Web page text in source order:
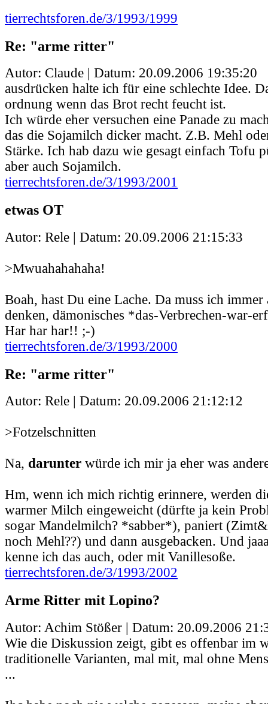
tierrechtsforen.de/3/1993/1999
Re: "arme ritter"
Autor: Claude | Datum: 20.09.2006 19:35:20
ausdrücken halte ich für eine schlechte Idee.
ordnung wenn das Brot recht feucht ist.
Ich würde eher versuchen eine Panade zu
das die Sojamilch dicker macht. Z.B. Mehl
Stärke. Ich hab dazu wie gesagt einfach Tofu
aber auch Sojamilch.
tierrechtsforen.de/3/1993/2001
etwas OT
Autor: Rele | Datum: 20.09.2006 21:15:33
>Mwuahahahaha!
Boah, hast Du eine Lache. Da muss ich
denken, dämonisches *das-Verbrechen-war-
Har har har!! ;-)
tierrechtsforen.de/3/1993/2000
Re: "arme ritter"
Autor: Rele | Datum: 20.09.2006 21:12:12
>Fotzelschnitten
Na, darunter würde ich mir ja eher was
Hm, wenn ich mich richtig erinnere, werden
warmer Milch eingeweicht (dürfte ja kein
sogar Mandelmilch? *sabber*), paniert
noch Mehl??) und dann ausgebacken. Und
kenne ich das auch, oder mit Vanillesoße.
tierrechtsforen.de/3/1993/2002
Arme Ritter mit Lopino?
Autor: Achim Stößer | Datum: 20.09.2006
Wie die Diskussion zeigt, gibt es offenbar im
traditionelle Varianten, mal mit, mal ohne
...